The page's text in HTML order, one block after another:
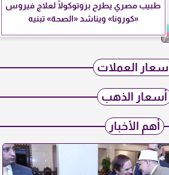
طبيب مصري يطرح بروتوكولًا لعلاج فيروس
«كورونا» ويناشد «الصحة» تبنيه
أسعار العملات
أسعار الذهب
أهم الأخبار